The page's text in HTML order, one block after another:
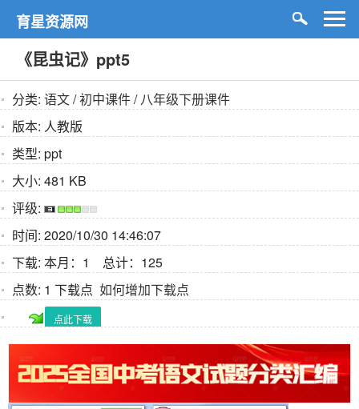
育星资源网
《昆虫记》ppt5
分类: 语文/初中课件/八年级下册课件
版本: 人教版
类型: ppt
大小: 481 KB
评级:
时间: 2020/10/30 14:46:07
下载: 本月：1 总计：125
点数: 1 下载点 如何增加下载点
点此下载